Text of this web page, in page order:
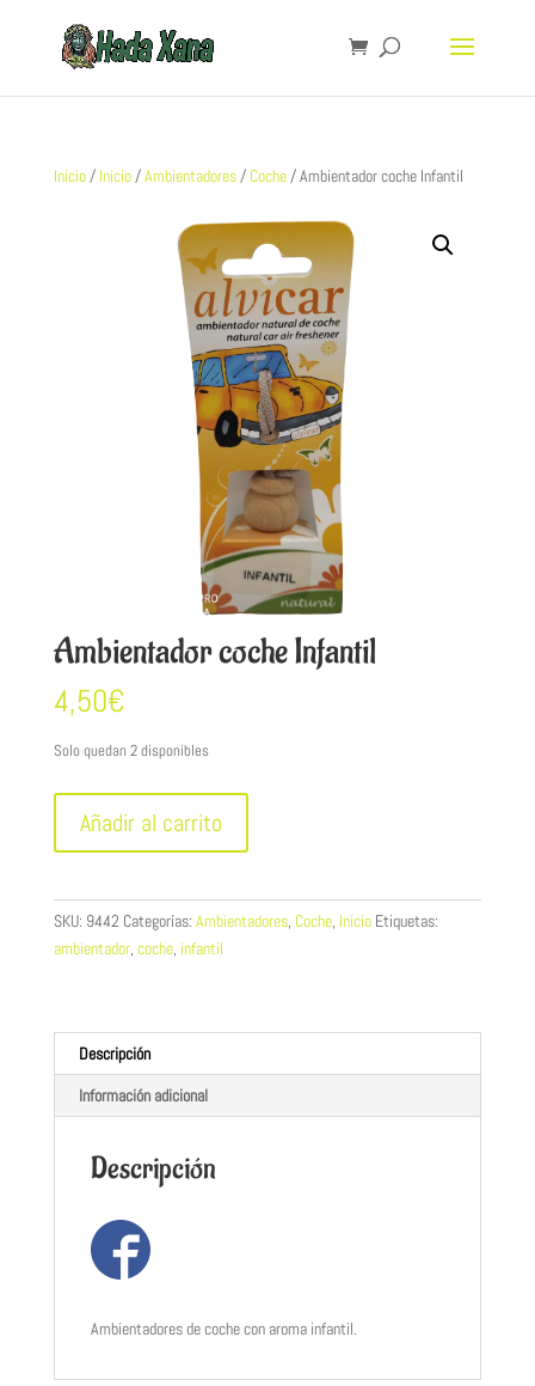
Inicio/ Inicio/Ambientadores/ Coche/ Ambientador coche Infantil
Ambientador coche Infantil
4,50€
Solo quedan 2 disponibles
cocheAñadir al carrito
SKU: 9442 Categorías: Ambientadores, Coche, Inicio Etiquetas:
ambientador, coche, infantil
Descripción
Información adicional
Descripción
Ambientadores de coche con aroma infantil.